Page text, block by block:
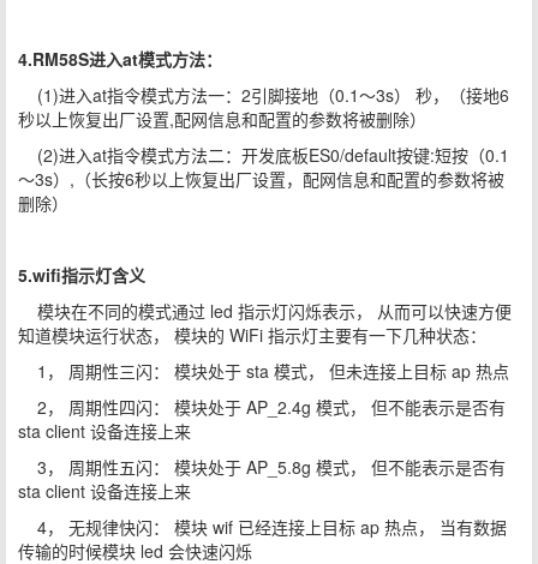
4.RM58S进入at模式方法：
(1)进入at指令模式方法一：2引脚接地（0.1～3s） 秒，（接地6
秒以上恢复出厂设置,配网信息和配置的参数将被删除）
(2)进入at指令模式方法二：开发底板ES0/default按键:短按（0.1
～3s）,（长按6秒以上恢复出厂设置，配网信息和配置的参数将被
删除）
5.wifi指示灯含义
模块在不同的模式通过 led 指示灯闪烁表示， 从而可以快速方便
知道模块运行状态， 模块的 WiFi 指示灯主要有一下几种状态：
1， 周期性三闪： 模块处于 sta 模式， 但未连接上目标 ap 热点
2， 周期性四闪： 模块处于 AP_2.4g 模式， 但不能表示是否有
sta client 设备连接上来
3， 周期性五闪： 模块处于 AP_5.8g 模式， 但不能表示是否有
sta client 设备连接上来
4， 无规律快闪： 模块 wif 已经连接上目标 ap 热点， 当有数据
传输的时候模块 led 会快速闪烁